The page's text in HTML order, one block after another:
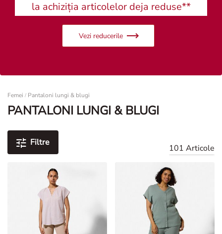
la achiziția articolelor deja reduse**
Vezi reducerile
Femei / Pantaloni lungi & blugi
PANTALONI LUNGI & BLUGI
Filtre
101 Articole